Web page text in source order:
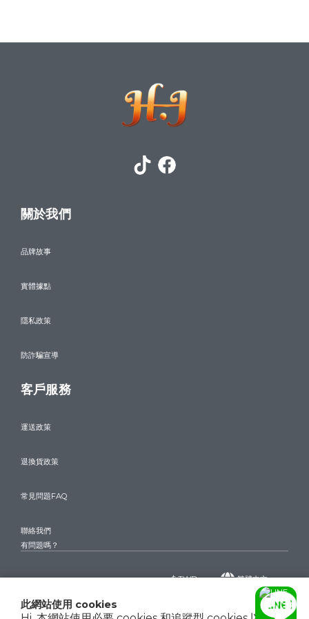
此網站使用 cookies
關於我們
品牌故事
實體據點
隱私政策
防詐騙宣導
客戶服務
運送政策
退換貨政策
常見問題FAQ
聯絡我們
有問題嗎？
$ TWD 繁體中文